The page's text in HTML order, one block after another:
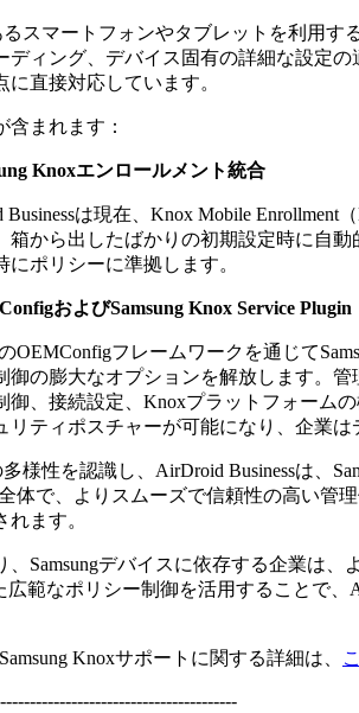
るスマートフォンやタブレットを利用
ディング、デバイス固有の詳細な設定の
直接対応しています。
含まれます：
Knoxエンロールメント統合
Businessは現在、Knox Mobile
箱から出したばかりの初期設定時に自
にポリシーに準拠します。
およびSamsung Knox Service
OEMConfigフレームワークを通じて
御の膨大なオプションを解放します。
御、接続設定、Knoxプラットフォーム
リティポスチャーが可能になり、企業
多様性を認識し、AirDroid Businessは
体で、よりスムーズで信頼性の高い管
ます。
、Samsungデバイスに依存する企業は
広範なポリシー制御を活用することで
Knoxサポートに関する詳細は、